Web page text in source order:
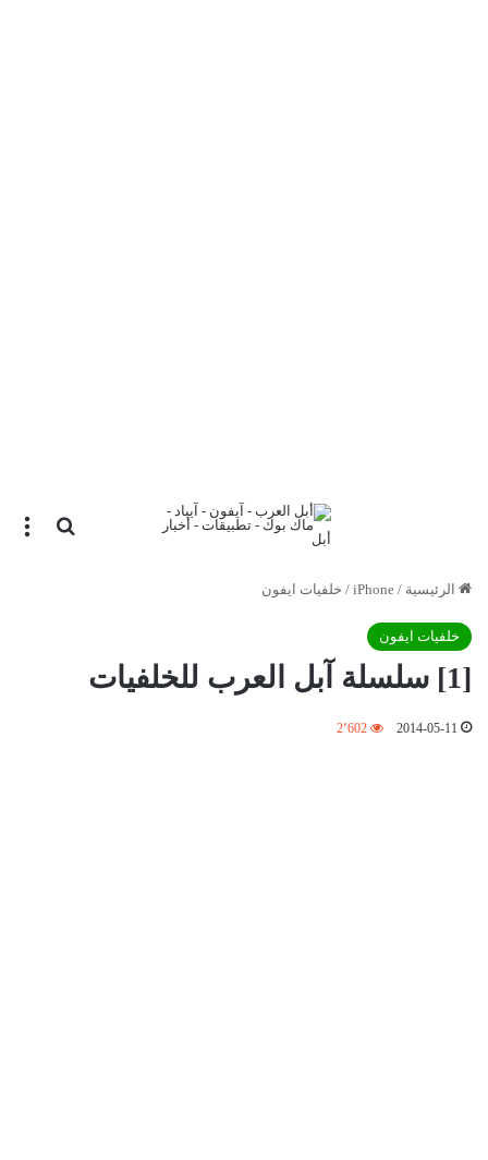
بحث
الرئيسية /
iPhone
/ خلفيات ايفون
خلفيات ايفون
[1] سلسلة آبل العرب للخلفيات
2014-05-11 2٬602